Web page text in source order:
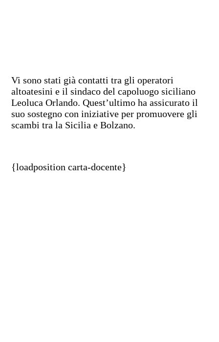
Vi sono stati già contatti tra gli operatori
altoatesini e il sindaco del capoluogo siciliano
Leoluca Orlando. Quest’ultimo ha assicurato il
suo sostegno con iniziative per promuovere gli
scambi tra la Sicilia e Bolzano.
{loadposition carta-docente}